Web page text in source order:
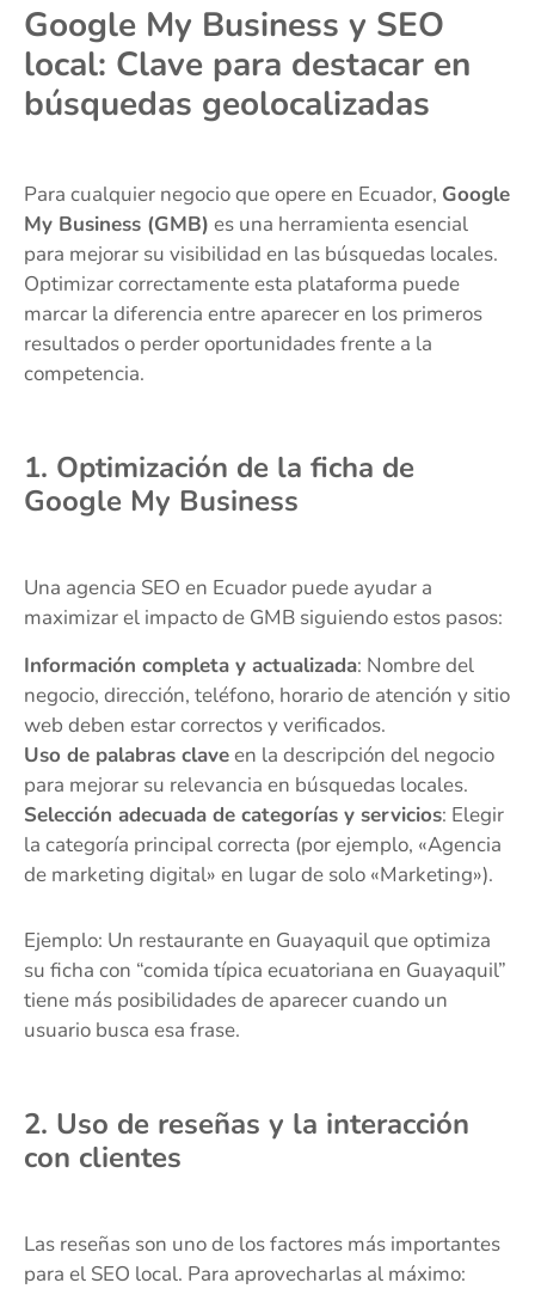
Google My Business y SEO
local: Clave para destacar en
búsquedas geolocalizadas
Para cualquier negocio que opere en Ecuador, Google
My Business (GMB) es una herramienta esencial
para mejorar su visibilidad en las búsquedas locales.
Optimizar correctamente esta plataforma puede
marcar la diferencia entre aparecer en los primeros
resultados o perder oportunidades frente a la
competencia.
1. Optimización de la ficha de
Google My Business
Una agencia SEO en Ecuador puede ayudar a
maximizar el impacto de GMB siguiendo estos pasos:
Información completa y actualizada: Nombre del
negocio, dirección, teléfono, horario de atención y sitio
web deben estar correctos y verificados.
Uso de palabras claveen la descripción del negocio
para mejorar su relevancia en búsquedas locales.
Selección adecuada de categorías y servicios: Elegir
la categoría principal correcta (por ejemplo, «Agencia
de marketing digital» en lugar de solo «Marketing»).
Ejemplo: Un restaurante en Guayaquil que optimiza
su ficha con “comida típica ecuatoriana en Guayaquil”
tiene más posibilidades de aparecer cuando un
usuario busca esa frase.
2. Uso de reseñas y la interacción
con clientes
Las reseñas son uno de los factores más importantes
para el SEO local. Para aprovecharlas al máximo: